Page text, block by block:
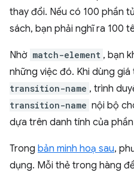
thay đổi. Nếu có 100 phần
sách, bạn phải nghĩ ra 100
Nhờ match-element , bạn
những việc đó. Khi dùng giá
transition-name , trình
transition-name nội bộ
dựa trên danh tính của
Trong bản minh hoạ sau,
dụng. Mỗi thẻ trong hàng